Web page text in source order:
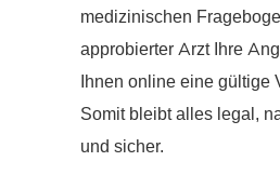
medizinischen
approbierter Arzt Ihre
Ihnen online eine gültige
Somit bleibt alles legal,
und sicher.